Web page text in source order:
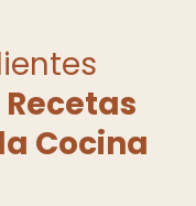
Recetas
Cocina